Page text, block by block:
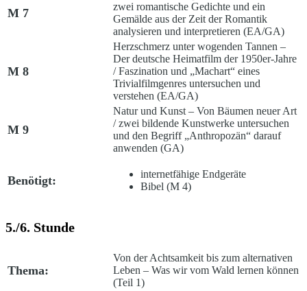
M 7
zwei romantische Gedichte und ein
Gemälde aus der Zeit der Romantik
analysieren und interpretieren (EA/GA)
M 8
Herzschmerz unter wogenden Tannen –
Der deutsche Heimatfilm der 1950er-Jahre
/Faszination und „Machart“ eines
Trivialfilmgenres untersuchen und
verstehen (EA/GA)
M 9
Natur und Kunst – Von Bäumen neuer Art
/zwei bildende Kunstwerke untersuchen
und den Begriff „Anthropozän“ darauf
anwenden (GA)
Benötigt:
internetfähige Endgeräte
Bibel (M 4)
5./6. Stunde
Thema:
Von der Achtsamkeit bis zum alternativen
Leben – Was wir vom Wald lernen können
(Teil 1)